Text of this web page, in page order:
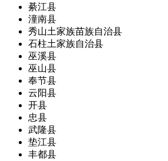
綦江县
潼南县
秀山土家族苗族自治县
石柱土家族自治县
巫溪县
巫山县
奉节县
云阳县
开县
忠县
武隆县
垫江县
丰都县